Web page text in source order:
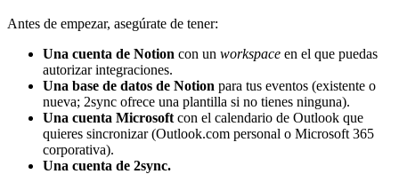
Antes de empezar, asegúrate de tener:
Una cuenta de Notion con un workspace en el que puedas
autorizar integraciones.
Una base de datos de Notion para tus eventos (existente o
nueva; 2sync ofrece una plantilla si no tienes ninguna).
Una cuenta Microsoftcon el calendario de Outlook que
quieres sincronizar (Outlook.com personal o Microsoft 365
corporativa).
Una cuenta de 2sync.